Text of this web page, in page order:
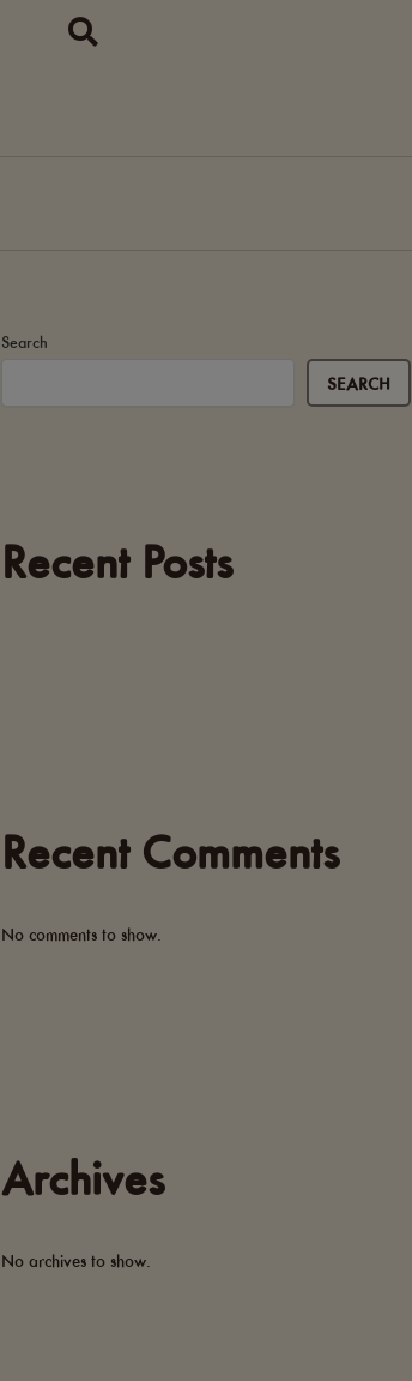
Search
SEARCH
Recent Posts
Recent Comments
No comments to show.
Archives
No archives to show.